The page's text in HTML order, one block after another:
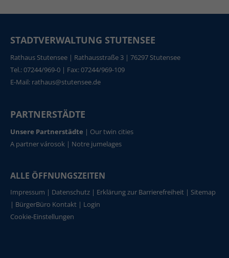
STADTVERWALTUNG STUTENSEE
Rathaus Stutensee | Rathausstraße 3 | 76297 Stutensee
Tel.: 07244/969-0 | Fax: 07244/969-109
E-Mail: rathaus@stutensee.de
PARTNERSTÄDTE
Unsere Partnerstädte | Our twin cities
A partner városok | Notre jumelages
ALLE ÖFFNUNGSZEITEN
Impressum | Datenschutz | Erklärung zur Barrierefreiheit | Sitemap
| BürgerBüro Kontakt | Login
Cookie-Einstellungen